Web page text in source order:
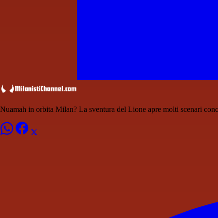
Nuamah in orbita Milan? La sventura del Lione apre molti scenari